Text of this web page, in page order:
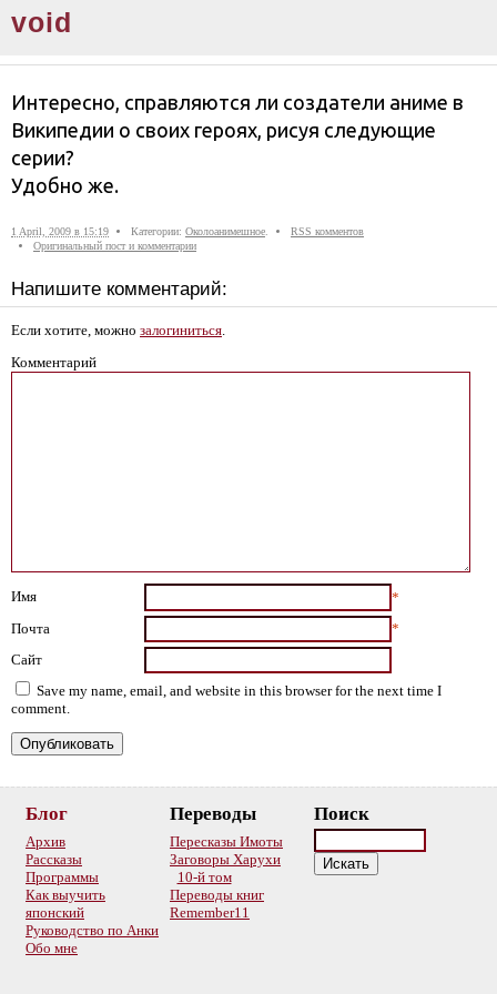
void
Интересно, справляются ли создатели аниме в
Википедии о своих героях, рисуя следующие
серии?
Удобно же.
1 April, 2009 в 15:19 Категории: Околоанимешное
RSS комментов
Оригинальный пост и комментарии
Напишите комментарий:
Если хотите, можно залогиниться.
Комментарий
Имя
*
Почта
*
Сайт
Save my name, email, and website in this browser for the next time I
comment.
Блог
Архив
Рассказы
Программы
Как выучить
японский
Руководство по Анки
Обо мне
Переводы
Пересказы Имоты
Заговоры Харухи
10-й том
Переводы книг
Remember11
Поиск